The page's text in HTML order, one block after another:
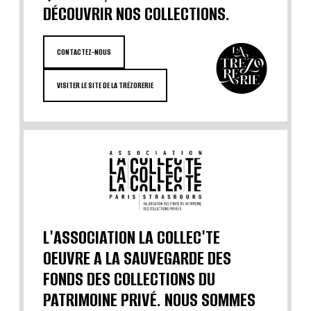
DÉCOUVRIR NOS COLLECTIONS.
CONTACTEZ-NOUS
VISITER LE SITE DE LA TRÉZORERIE
L'ASSOCIATION LA COLLEC'TE
OEUVRE A LA SAUVEGARDE DES
FONDS DES COLLECTIONS DU
PATRIMOINE PRIVÉ. NOUS SOMMES